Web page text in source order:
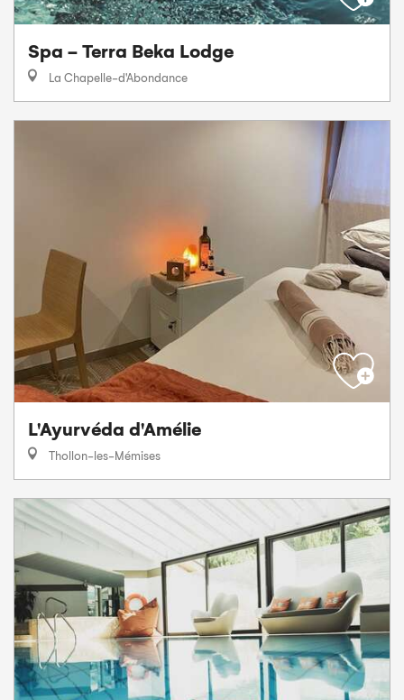
Spa - Terra Beka Lodge
La Chapelle-d'Abondance
L'Ayurvéda d'Amélie
Thollon-les-Mémises